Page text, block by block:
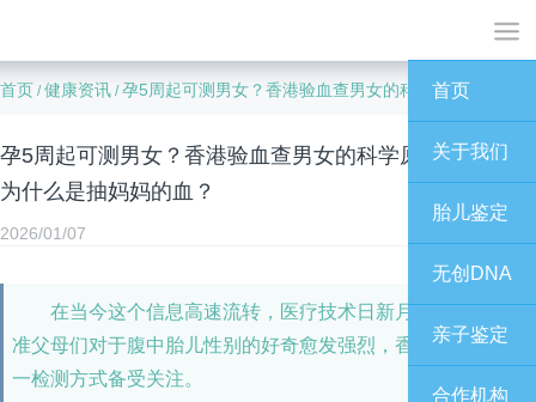
首页
关于我们
胎儿鉴定
无创DNA
亲子鉴定
合作机构
首页 /健康资讯 /孕5周起可测男女？香港验血查男女的科学原理是什么？为什么是抽妈妈的血？
孕5周起可测男女？香港验血查男女的科学原理是什么？
为什么是抽妈妈的血？
2026/01/07
在当今这个信息高速流转，医疗技术日新月异的时代，
准父母们对于腹中胎儿性别的好奇愈发强烈，香港dna检测这
一检测方式备受关注。